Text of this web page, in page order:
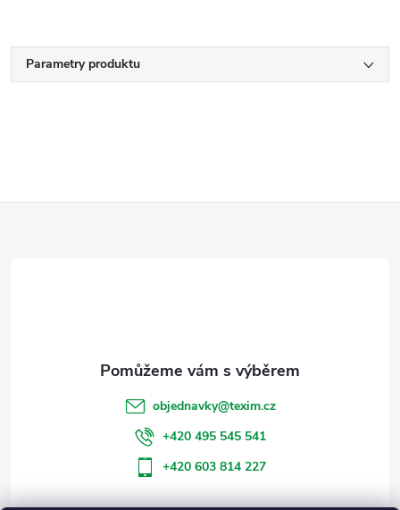
Parametry produktu
objednavky@texim.cz
+420 495 545 541
+420 603 814 227